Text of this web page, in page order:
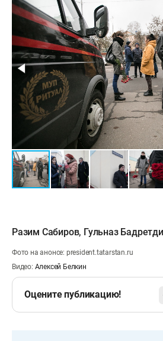
Разим Сабиров, Гульназ
Фото на анонсе: president.tatarstan.ru
Видео: Алексей Белкин
Оцените публикацию!